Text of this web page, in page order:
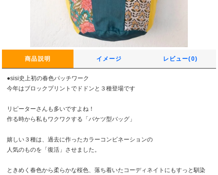
商品説明 イメージ レビュー(0)
●sisi史上初の春色パッチワーク
今年はブロックプリントでドドンと３種登場です
リピーターさんも多いですよね！
作る時から私もワクワクする「バケツ型バッグ」
嬉しい３種は、過去に作ったカラーコンビネーションの
人気のものを「復活」させました。
ときめく春色から柔らかな桜色、落ち着いたコーディネイトにもすっと馴染